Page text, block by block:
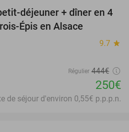
44%
déjeuner + dîner en 4
Épis en Alsace
9.7 star
Régulier 444€
250€
de séjour d'environ 0,55€ p.p.p.n.